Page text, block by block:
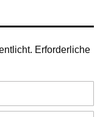
Erforderliche